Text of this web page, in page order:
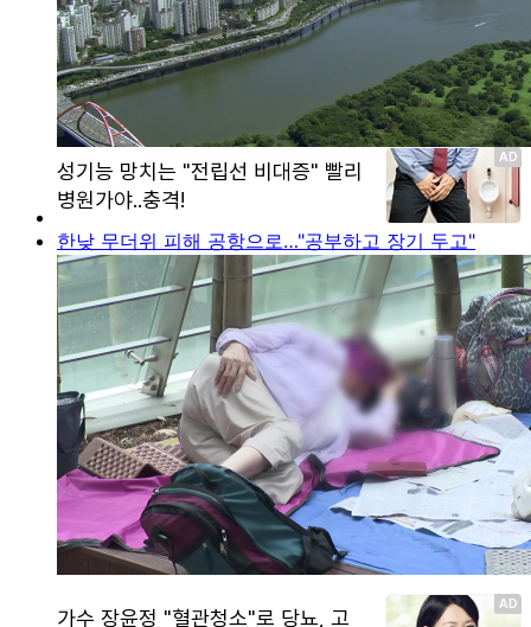
한낮 무더위 피해 공항으로…"공부하고 장기 두고"